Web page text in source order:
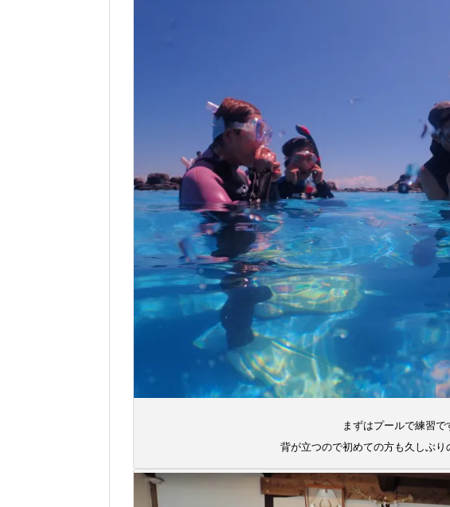
まずはプールで練習で
背が立つので初めての方も久しぶり